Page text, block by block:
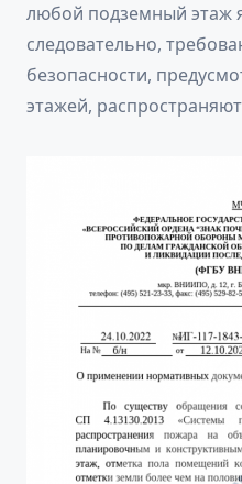
любой подземный этаж
следовательно,
безопасности,
этажей,